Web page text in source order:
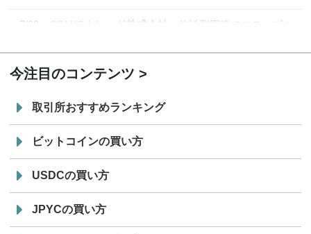
7/29
SBI VCトレード株式会社
信託型円建てステーブル
今注目のコンテンツ
取引所おすすめランキング
ビットコインの買い方
USDCの買い方
JPYCの買い方